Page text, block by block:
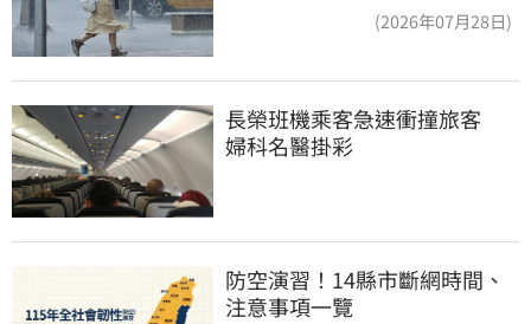
(2026年07月28日)
長榮班機乘客急速衝撞旅客
婦科名醫掛彩
防空演習！14縣市斷網時間、
注意事項一覽